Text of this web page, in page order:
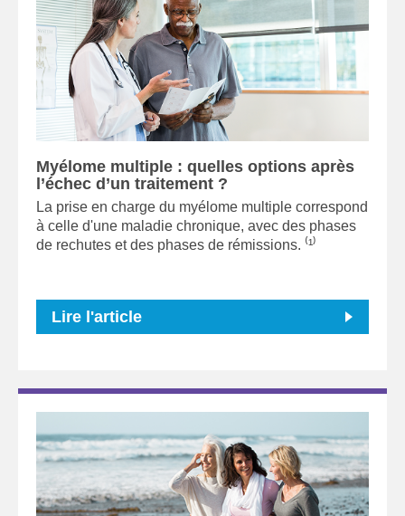
Myélome multiple : quelles options après
l’échec d’un traitement ?
La prise en charge du myélome multiple correspond
à celle d'une maladie chronique, avec des phases
de rechutes et des phases de rémissions. ⁽¹⁾
Lire l'article